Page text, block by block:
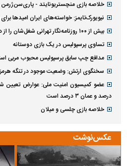
خلاصه بازی منچستریونایتد - پاری‌سن‌ژرمن
نیویورک‌تایمز: خواسته‌های ایران امیدها
بیش از ۱۰۰ روزنامه‌نگار تهرانی شغل‌شان را از دست داده‌اند
تساوی پرسپولیس در یک بازی دوستانه
مدافع چپ سابق پرسپولیس محبوب مربی
سخنگوی ارتش: وضعیت موجود در تنگه هرمز
درصد و عمان ۳ درصد است
خلاصه بازی چلسی و میلان
عکس‌نوشت